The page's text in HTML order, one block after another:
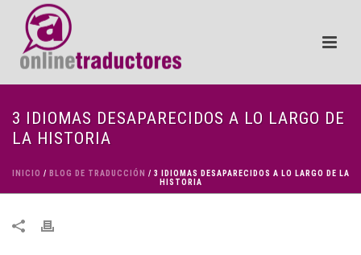
3 IDIOMAS DESAPARECIDOS A LO LARGO DE
LA HISTORIA
INICIO / BLOG DE TRADUCCIÓN / 3 IDIOMAS DESAPARECIDOS A LO LARGO DE LA
HISTORIA